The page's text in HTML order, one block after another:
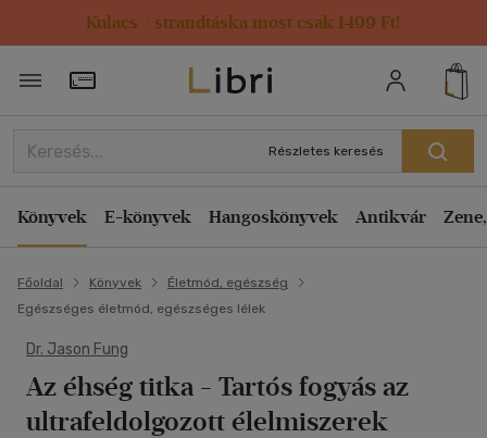
Kulacs / strandtáska most csak 1499 Ft!
Törzsvásárlói Kártya adatai
Részletes keresés
Könyvek E-könyvek Hangoskönyvek Antikvár
Főoldal Könyvek
Életmód, egészség
Egészséges életmód, egészséges lélek
Dr. Jason Fung
Az éhség titka - Tartós fogyás az
ultrafeldolgozott élelmiszerek